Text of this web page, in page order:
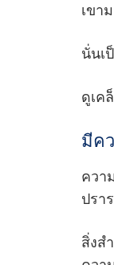
เขา
นั่นเ
ดูเค
มีค
ควา
ปรา
สิ่งสํ